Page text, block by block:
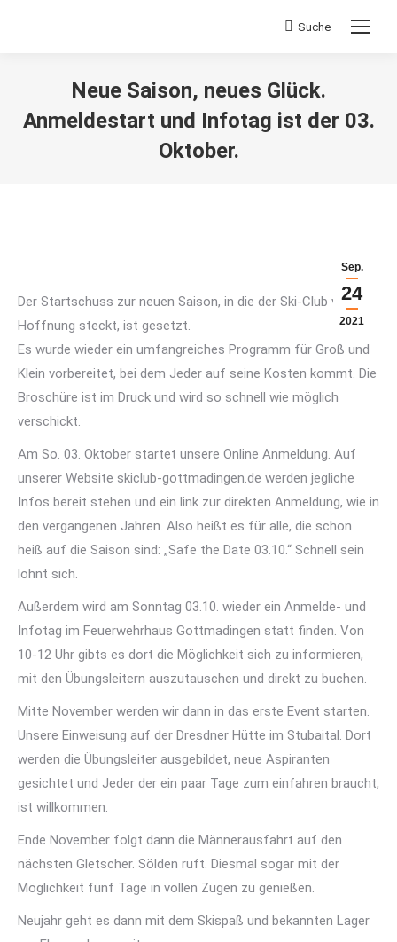
Search:
Suche
Neue Saison, neues Glück.
Anmeldestart und Infotag ist der 03.
Oktober.
Sep.
24
2021
Der Startschuss zur neuen Saison, in die der Ski-Club viel
Hoffnung steckt, ist gesetzt.
Es wurde wieder ein umfangreiches Programm für Groß und
Klein vorbereitet, bei dem Jeder auf seine Kosten kommt. Die
Broschüre ist im Druck und wird so schnell wie möglich
verschickt.
Am So. 03. Oktober startet unsere Online Anmeldung. Auf
unserer Website skiclub-gottmadingen.de werden jegliche
Infos bereit stehen und ein link zur direkten Anmeldung, wie in
den vergangenen Jahren. Also heißt es für alle, die schon
heiß auf die Saison sind: „Safe the Date 03.10.“ Schnell sein
lohnt sich.
Außerdem wird am Sonntag 03.10. wieder ein Anmelde- und
Infotag im Feuerwehrhaus Gottmadingen statt finden. Von
10-12 Uhr gibts es dort die Möglichkeit sich zu informieren,
mit den Übungsleitern auszutauschen und direkt zu buchen.
Mitte November werden wir dann in das erste Event starten.
Unsere Einweisung auf der Dresdner Hütte im Stubaital. Dort
werden die Übungsleiter ausgebildet, neue Aspiranten
gesichtet und Jeder der ein paar Tage zum einfahren braucht,
ist willkommen.
Ende November folgt dann die Männerausfahrt auf den
nächsten Gletscher. Sölden ruft. Diesmal sogar mit der
Möglichkeit fünf Tage in vollen Zügen zu genießen.
Neujahr geht es dann mit dem Skispaß und bekannten Lager